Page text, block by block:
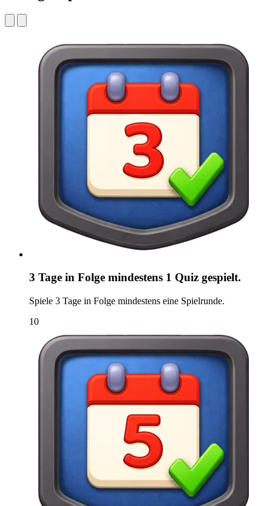
3 Tage in Folge mindestens 1 Quiz gespielt.
Spiele 3 Tage in Folge mindestens eine Spielrunde.
10